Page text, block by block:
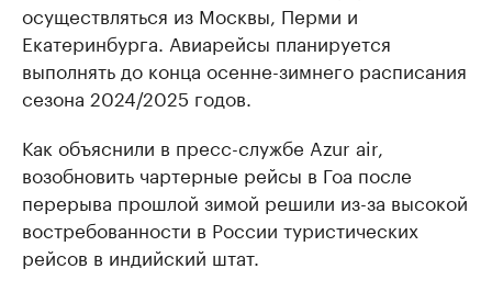
осуществляться из Москвы, Перми и
Екатеринбурга. Авиарейсы планируется
выполнять до конца осенне-зимнего расписания
сезона 2024/2025 годов.
Как объяснили в пресс-службе Azur air,
возобновить чартерные рейсы в Гоа после
перерыва прошлой зимой решили из-за высокой
востребованности в России туристических
рейсов в индийский штат.